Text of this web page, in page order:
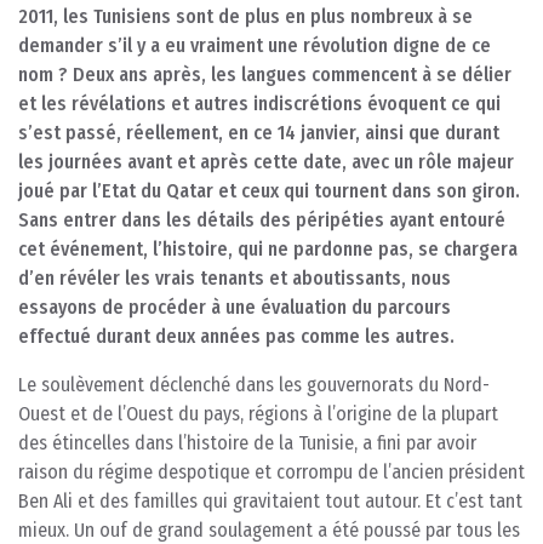
2011, les Tunisiens sont de plus en plus nombreux à se
demander s’il y a eu vraiment une révolution digne de ce
nom ? Deux ans après, les langues commencent à se délier
et les révélations et autres indiscrétions évoquent ce qui
s’est passé, réellement, en ce 14 janvier, ainsi que durant
les journées avant et après cette date, avec un rôle majeur
joué par l’Etat du Qatar et ceux qui tournent dans son giron.
Sans entrer dans les détails des péripéties ayant entouré
cet événement, l’histoire, qui ne pardonne pas, se chargera
d’en révéler les vrais tenants et aboutissants, nous
essayons de procéder à une évaluation du parcours
effectué durant deux années pas comme les autres.
Le soulèvement déclenché dans les gouvernorats du Nord-
Ouest et de l’Ouest du pays, régions à l’origine de la plupart
des étincelles dans l’histoire de la Tunisie, a fini par avoir
raison du régime despotique et corrompu de l’ancien président
Ben Ali et des familles qui gravitaient tout autour. Et c’est tant
mieux. Un ouf de grand soulagement a été poussé par tous les